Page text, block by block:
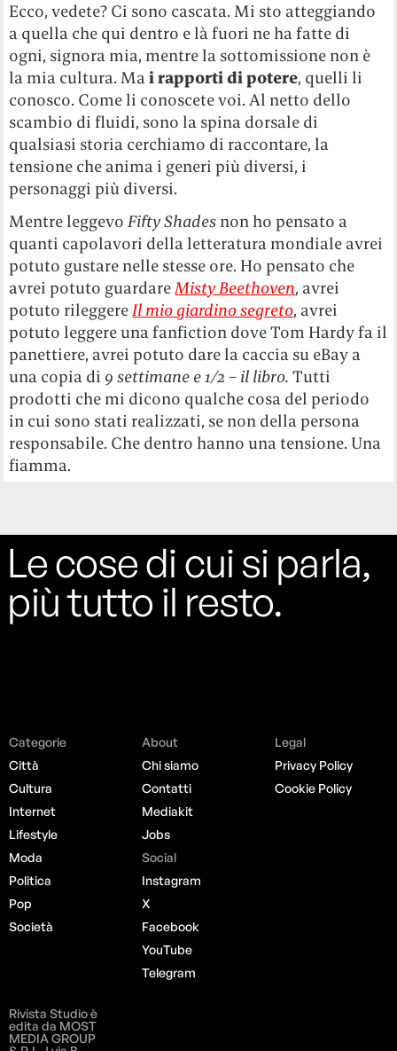
Ecco, vedete? Ci sono cascata. Mi sto atteggiando
a quella che qui dentro e là fuori ne ha fatte di
ogni, signora mia, mentre la sottomissione non è
la mia cultura. Mai rapporti di potere, quelli li
conosco. Come li conoscete voi. Al netto dello
scambio di fluidi, sono la spina dorsale di
qualsiasi storia cerchiamo di raccontare, la
tensione che anima i generi più diversi, i
personaggi più diversi.
Mentre leggevoFifty Shades non ho pensato a
quanti capolavori della letteratura mondiale avrei
potuto gustare nelle stesse ore. Ho pensato che
avrei potuto guardareMisty Beethoven, avrei
potuto rileggereIl mio giardino segreto, avrei
potuto leggere una fanfiction dove Tom Hardy fa il
panettiere, avrei potuto dare la caccia su eBay a
una copia di 9 settimane e 1/2 – il libro.Tutti
prodotti che mi dicono qualche cosa del periodo
in cui sono stati realizzati, se non della persona
responsabile. Che dentro hanno una tensione. Una
fiamma.
Le cose di cui si parla,
più tutto il resto.
Categorie
Città
Cultura
Internet
Lifestyle
Moda
Politica
Pop
Società
About
Chi siamo
Contatti
Mediakit
Jobs
Social
Instagram
X
Facebook
YouTube
Telegram
Legal
Privacy Policy
Cookie Policy
Rivista Studio è
edita da MOST
MEDIA GROUP